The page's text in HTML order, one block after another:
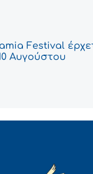
Festival
Αυγούστου